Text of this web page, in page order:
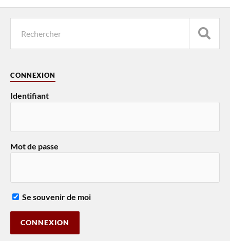
CONNEXION
Identifiant
Mot de passe
Se souvenir de moi